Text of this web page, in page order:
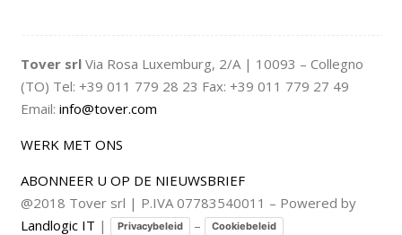
Tover srl Via Rosa Luxemburg, 2/A | 10093 – Collegno
(TO) Tel: +39 011 779 28 23 Fax: +39 011 779 27 49
Email: info@tover.com
WERK MET ONS
ABONNEER U OP DE NIEUWSBRIEF
@2018 Tover srl | P.IVA 07783540011 – Powered by
Landlogic IT | Privacybeleid – Cookiebeleid